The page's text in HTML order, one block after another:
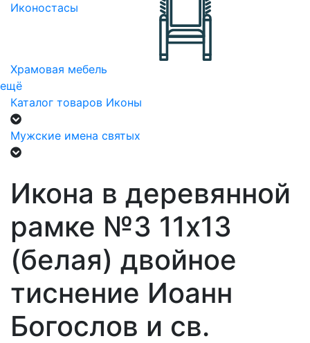
Иконостасы
Храмовая мебель
ещё
Каталог товаров Иконы
Мужские имена святых
Икона в деревянной
рамке №3 11х13
(белая) двойное
тиснение Иоанн
Богослов и св.